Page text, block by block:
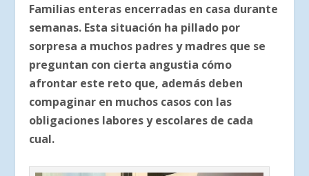
Familias enteras encerradas en casa durante
semanas. Esta situación ha pillado por
sorpresa a muchos padres y madres que se
preguntan con cierta angustia cómo
afrontar este reto que, además deben
compaginar en muchos casos con las
obligaciones labores y escolares de cada
cual.